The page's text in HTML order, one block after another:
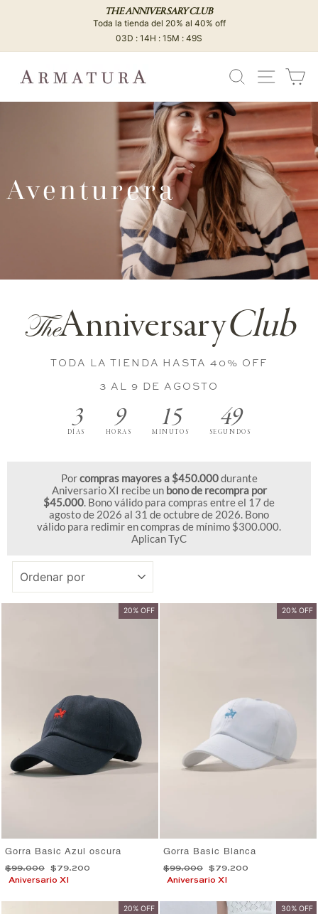
contenido
diapositivas
pausa
THE ANNIVERSARY CLUB
Toda la tienda del 20% al 40% off
03D : 14H : 15M : 48S
BUSCAR
Aventurera
TheAnniversaryClub
TODA LA TIENDA HASTA 40% OFF
3 AL 9 DE AGOSTO
3
DÍAS
9
HORAS
15
MINUTOS
48
SEGUNDOS
Porcompras mayores a $450.000durante
Aniversario XI recibe un bono de recompra por
$45.000. Bono válido para compras entre el 17 de
agosto de 2026 al 31 de octubre de 2026. Bono
válido para redimir en compras de mínimo $300.000.
Aplican TyC
20% OFF
Gorra Basic Azul oscura
Precio
habitual
$99.000
Precio
de
$79.200
Aniversario XI
20% OFF
Gorra Basic Blanca
Precio
habitual
$99.000
Precio
de
$79.200
Aniversario XI
20% OFF 30% OFF